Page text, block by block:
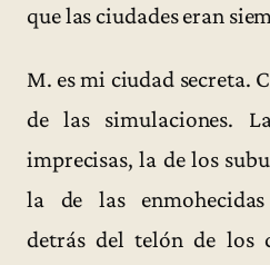
que las ciudades eran
M. es mi ciudad secreta.
de las simulaciones.
imprecisas, la de los
la de las
detrás del telón de los